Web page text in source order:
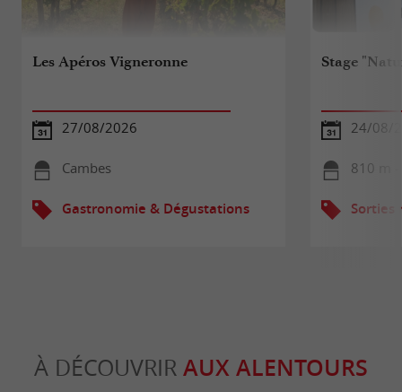
Les Apéros Vigneronne
27/08/2026
Cambes
Gastronomie & Dégustations
Stage
24/08/
810 m -
Sorties
À DÉCOUVRIR AUX ALENTOURS